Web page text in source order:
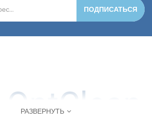
ПОДПИСАТЬСЯ
РАЗВЕРНУТЬ